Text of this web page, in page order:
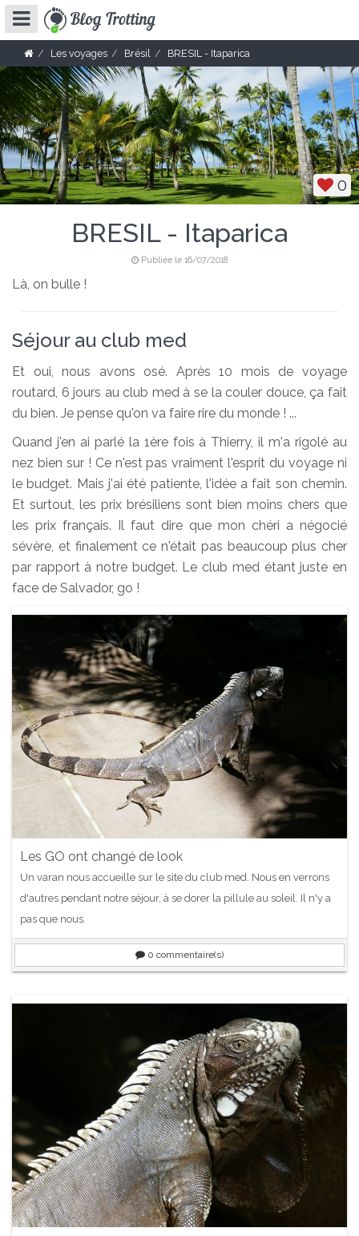
Les voyages Brésil BRESIL - Itaparica
0
BRESIL - Itaparica
Publiée le 16/07/2018
Là, on bulle !
Séjour au club med
Et oui, nous avons osé. Après 10 mois de voyage
routard, 6 jours au club med à se la couler douce, ça fait
du bien. Je pense qu'on va faire rire du monde ! ...
Quand j'en ai parlé la 1ère fois à Thierry, il m'a rigolé au
nez bien sur ! Ce n'est pas vraiment l'esprit du voyage ni
le budget. Mais j'ai été patiente, l'idée a fait son chemin.
Et surtout, les prix brésiliens sont bien moins chers que
les prix français. Il faut dire que mon chéri a négocié
sévère, et finalement ce n'était pas beaucoup plus cher
par rapport à notre budget. Le club med étant juste en
face de Salvador, go !
Les GO ont changé de look
Un varan nous accueille sur le site du club med. Nous en verrons
d'autres pendant notre séjour, à se dorer la pillule au soleil. Il n'y a
pas que nous.
0 commentaire(s)